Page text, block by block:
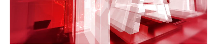
Aç
Yüklendi:
3.00%
Oynatma
Hızı